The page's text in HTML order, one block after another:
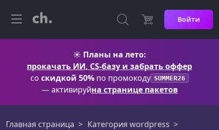
Войти
☀️ Планы на лето:
прокачать ИИ, CS-базу и забрать оффер
со скидкой 50% по промокоду SUMMER26
— активируйна странице пакетов
Главная страница
Категория wordpress